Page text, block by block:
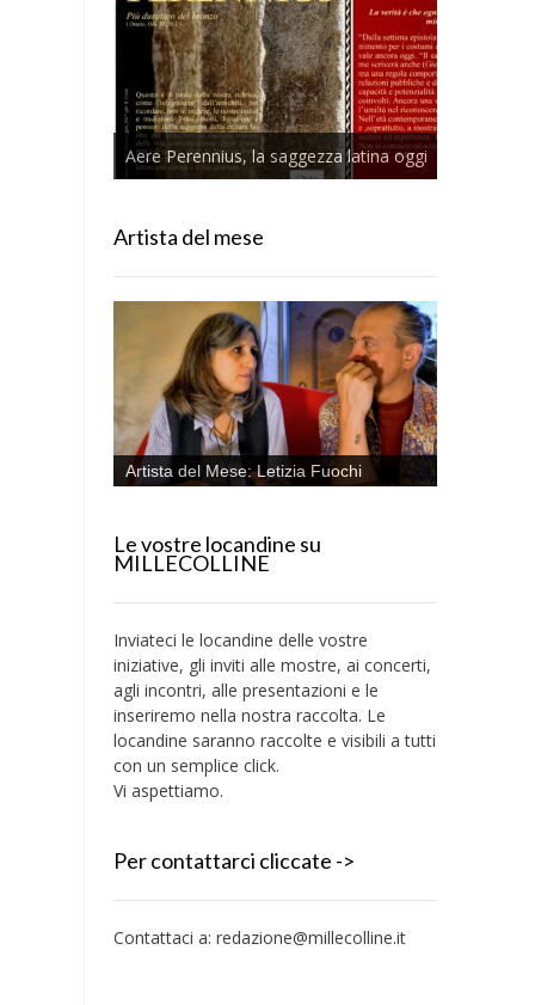
Aere Perennius, la saggezza latina oggi
Artista del mese
Artista del Mese: Letizia Fuochi
Le vostre locandine su
MILLECOLLINE
Inviateci le locandine delle vostre
iniziative, gli inviti alle mostre, ai concerti,
agli incontri, alle presentazioni e le
inseriremo nella nostra raccolta. Le
locandine saranno raccolte e visibili a tutti
con un semplice click.
Vi aspettiamo.
Per contattarci cliccate ->
Contattaci a: redazione@millecolline.it